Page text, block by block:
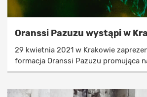
Oranssi Pazuzu wystąpi w
29 kwietnia 2021 w Krakowie
formacja Oranssi Pazuzu promująca